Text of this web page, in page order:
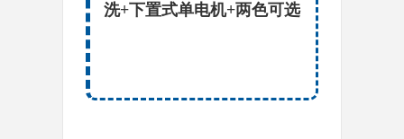
洗+下置式单电机+两色可选